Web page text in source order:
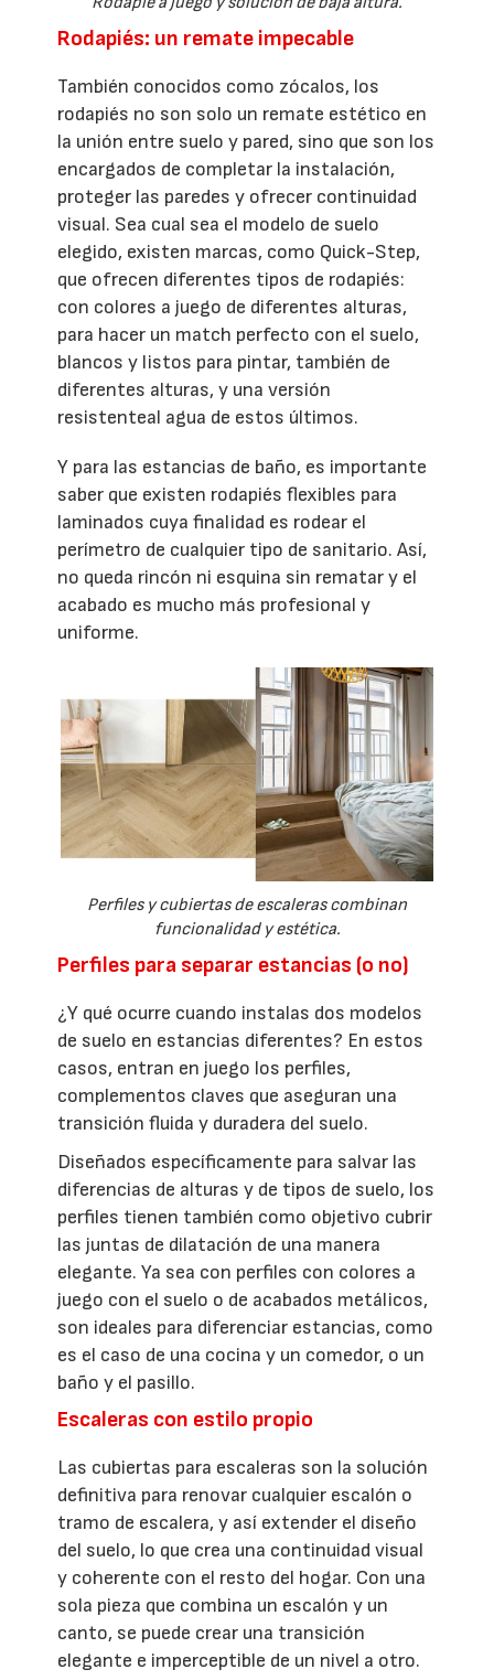
Rodapiés: un remate impecable
También conocidos como zócalos, los
rodapiés no son solo un remate estético en
la unión entre suelo y pared, sino que son los
encargados de completar la instalación,
proteger las paredes y ofrecer continuidad
visual. Sea cual sea el modelo de suelo
elegido, existen marcas, como Quick-Step,
que ofrecen diferentes tipos de rodapiés:
con colores a juego de diferentes alturas,
para hacer un match perfecto con el suelo,
blancos y listos para pintar, también de
diferentes alturas, y una versión
resistenteal agua de estos últimos.
Y para las estancias de baño, es importante
saber que existen rodapiés flexibles para
laminados cuya finalidad es rodear el
perímetro de cualquier tipo de sanitario. Así,
no queda rincón ni esquina sin rematar y el
acabado es mucho más profesional y
uniforme.
Perfiles y cubiertas de escaleras combinan
funcionalidad y estética.
Perfiles para separar estancias (o no)
¿Y qué ocurre cuando instalas dos modelos
de suelo en estancias diferentes? En estos
casos, entran en juego los perfiles,
complementos claves que aseguran una
transición fluida y duradera del suelo.
Diseñados específicamente para salvar las
diferencias de alturas y de tipos de suelo, los
perfiles tienen también como objetivo cubrir
las juntas de dilatación de una manera
elegante. Ya sea con perfiles con colores a
juego con el suelo o de acabados metálicos,
son ideales para diferenciar estancias, como
es el caso de una cocina y un comedor, o un
baño y el pasillo.
Escaleras con estilo propio
Las cubiertas para escaleras son la solución
definitiva para renovar cualquier escalón o
tramo de escalera, y así extender el diseño
del suelo, lo que crea una continuidad visual
y coherente con el resto del hogar. Con una
sola pieza que combina un escalón y un
canto, se puede crear una transición
elegante e imperceptible de un nivel a otro.